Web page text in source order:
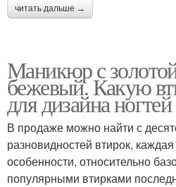
читать дальше →
Маникюр с
бежевый. Какую
для дизайна ногтей
В продаже можно найти с
разновидностей втирок,
особенности, относительно
популярными втирками